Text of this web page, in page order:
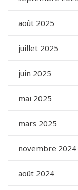
août 2025
juillet 2025
juin 2025
mai 2025
mars 2025
novembre 2024
août 2024